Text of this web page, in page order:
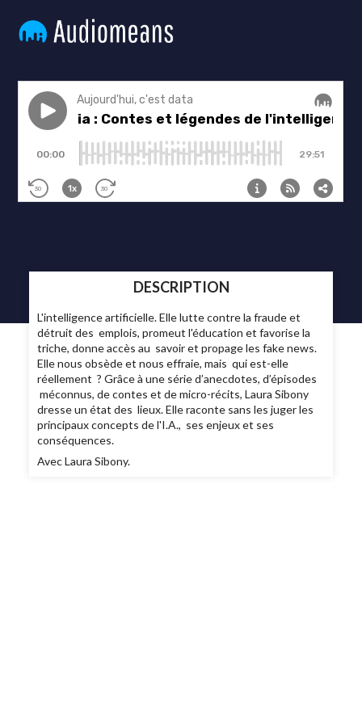
DESCRIPTION
L'intelligence artificielle. Elle lutte contre la fraude et
détruit des emplois, promeut l'éducation et favorise la
triche, donne accès au savoir et propage les fake news.
Elle nous obsède et nous effraie, mais qui est-elle
réellement ? Grâce à une série d’anecdotes, d’épisodes
méconnus, de contes et de micro-récits, Laura Sibony
dresse un état des lieux. Elle raconte sans les juger les
principaux concepts de l'I.A., ses enjeux et ses
conséquences.
Avec Laura Sibony.